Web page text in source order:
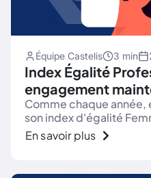
Équipe Castelis 3 min
Index Égalité
engagement
Comme chaque
son index d'égalité
En savoir plus